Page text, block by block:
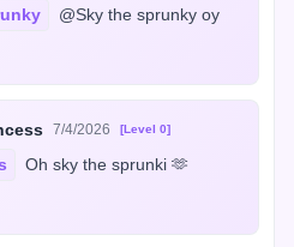
@Sky the sprunky oy
7/4/2026 [Level 0]
Oh sky the sprunki 🫶